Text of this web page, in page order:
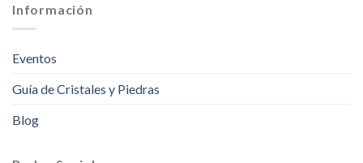
Información
Eventos
Guía de Cristales y Piedras
Blog